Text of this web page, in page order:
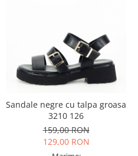
Sandale negre cu talpa groasa
3210 126
159,00 RON
129,00 RON